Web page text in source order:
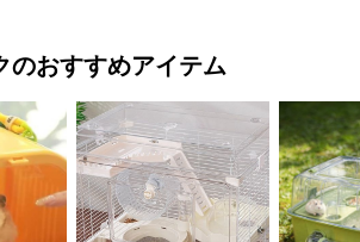
のおすすめアイテム